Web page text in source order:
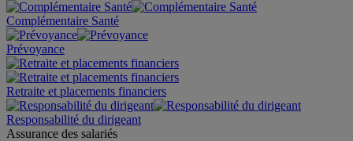
Complémentaire Santé
Prévoyance
Retraite et placements financiers
Responsabilité du dirigeant
Assurance des salariés